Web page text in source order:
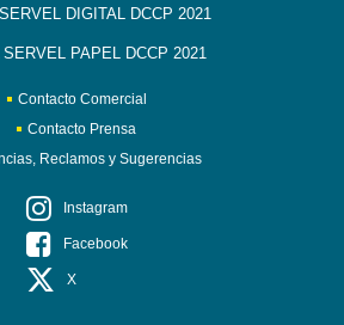
DIGITAL DCCP 2021
SERVEL PAPEL DCCP 2021
Contacto Comercial
Contacto Prensa
Reclamos y Sugerencias
Instagram
Facebook
X